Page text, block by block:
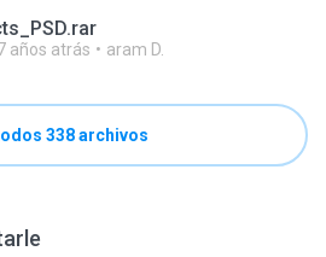
años atrás aram D.
338 archivos